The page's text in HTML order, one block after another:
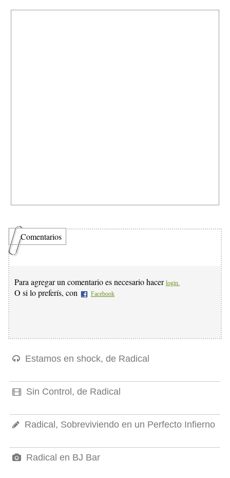
Comentarios
Para agregar un comentario es necesario hacer login.
O si lo preferís, con Facebook
Estamos en shock, de Radical
Sin Control, de Radical
Radical, Sobreviviendo en un Perfecto Infierno
Radical en BJ Bar